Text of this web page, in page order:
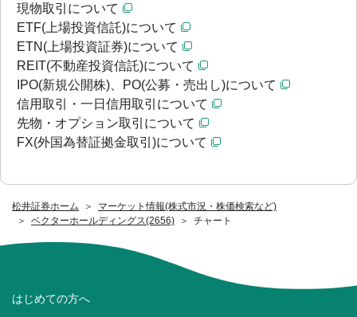
松井証券ホーム
マーケット情報(株式市況・株価検索など)
ベクターホールディングス(2656)
チャート
現物取引について
ETF(上場投資信託)について
ETN(上場投資証券)について
REIT(不動産投資信託)について
IPO(新規公開株)、PO(公募・売出し)について
信用取引・一日信用取引について
先物・オプション取引について
FX(外国為替証拠金取引)について
はじめての方へ